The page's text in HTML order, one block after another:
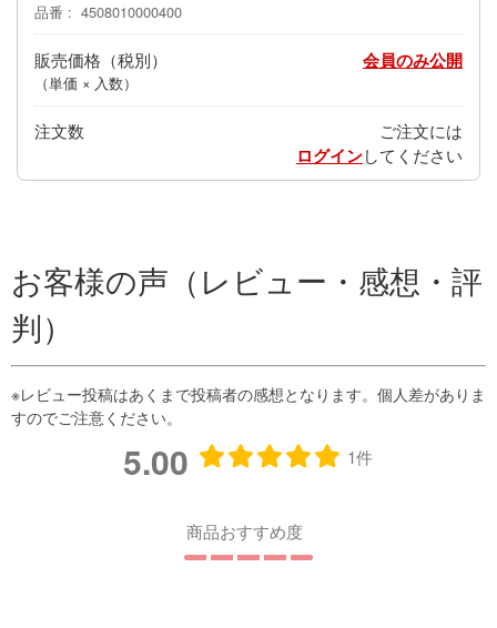
品番 4508010000400
販売価格
（単価 × 入数）
会員のみ公開
注文数 ご注文には
ログインしてください
お客様の声（レビュー・感想・評
判）
5.00 1件
商品おすすめ度